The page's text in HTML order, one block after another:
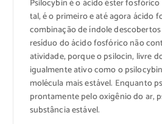
Psilocybin é o ácido éster
tal, é o primeiro e até agora ácido
combinação de índole
resíduo do ácido fosfórico não
atividade, porque o psilocin, livre
igualmente ativo como o
molécula mais estável. Enquanto
prontamente pelo oxigênio do ar,
substância estável.